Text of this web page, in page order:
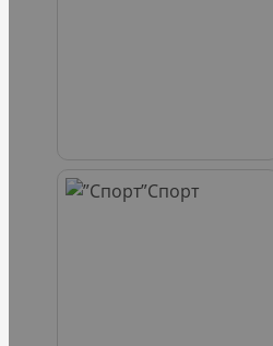
Спорт